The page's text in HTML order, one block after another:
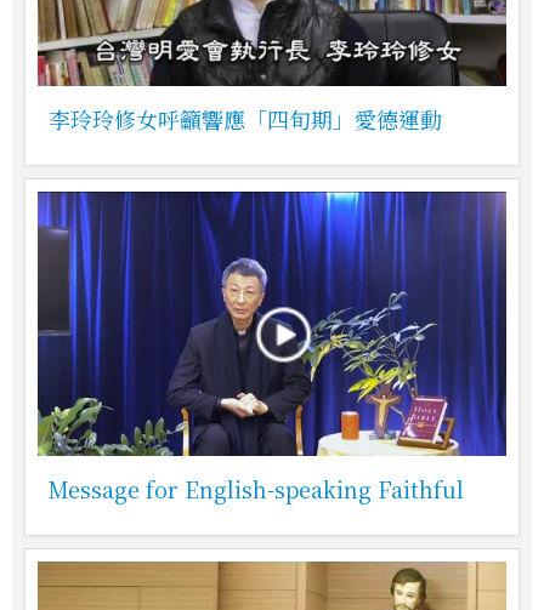
李玲玲修女呼籲響應「四旬期」愛德運動
Message for English-speaking Faithful